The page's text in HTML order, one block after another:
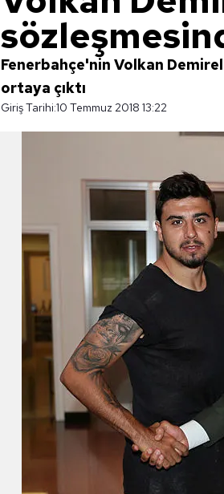
Fenerbahçe'nin Volkan
ortaya çıktı
Giriş Tarihi:10 Temmuz 2018 13:22